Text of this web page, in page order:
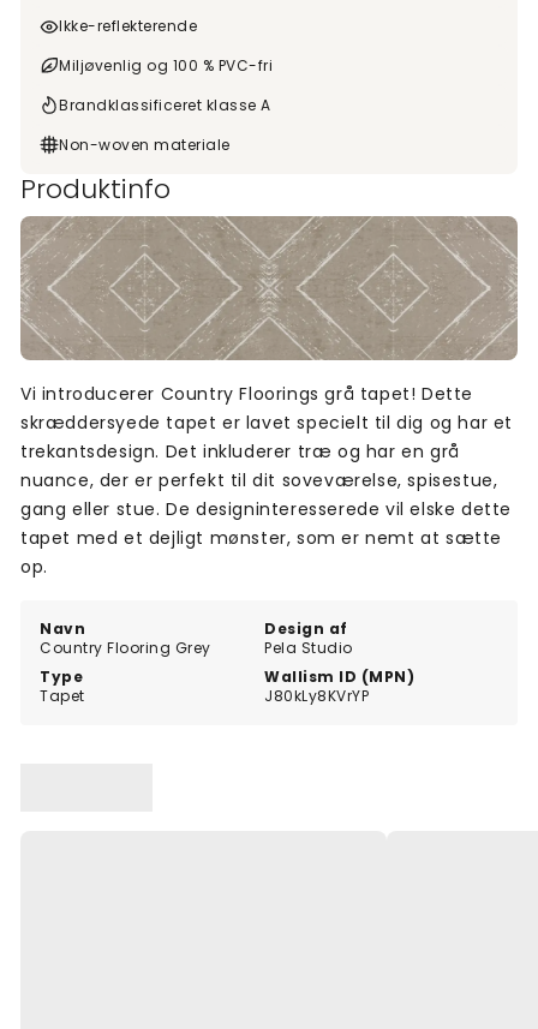
Ikke-reflekterende
Miljøvenlig og 100 % PVC-fri
Brandklassificeret klasse A
Non-woven materiale
Produktinfo
Navn
Country Flooring Grey
Design af
Pela Studio
Type
Tapet
Wallism ID (MPN)
J80kLy8KVrYP
Vi introducerer Country Floorings grå tapet! Dette
skræddersyede tapet er lavet specielt til dig og har et
trekantsdesign. Det inkluderer træ og har en grå
nuance, der er perfekt til dit soveværelse, spisestue,
gang eller stue. De designinteresserede vil elske dette
tapet med et dejligt mønster, som er nemt at sætte
op.